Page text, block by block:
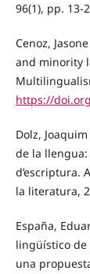
96(1), pp. 13-
Cenoz,
and minority
https://
Dolz,
de la
d’escriptura.
la literatura,
España,
lingüístico de
una